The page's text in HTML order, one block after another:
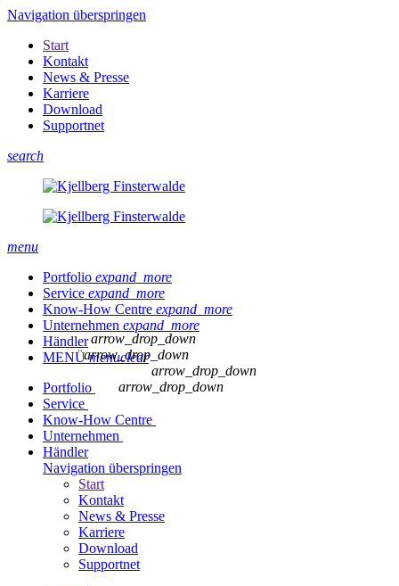
Navigation überspringen
Start
Kontakt
News & Presse
Karriere
Download
Supportnet
search
menu
Portfolio expand_more
Service expand_more
Know-How Centre expand_more
Unternehmen expand_more
Händler
MENÜmenuclear
Portfolio
arrow_drop_down
Service
arrow_drop_down
Know-How Centre
arrow_drop_down
Unternehmen
arrow_drop_down
Händler
Navigation überspringen
Start
Kontakt
News & Presse
Karriere
Download
Supportnet